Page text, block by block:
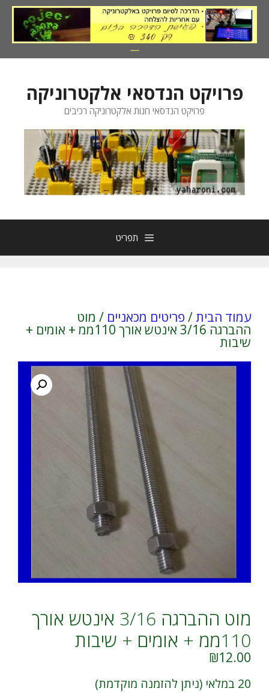
לדלג
לתוכן
פרויקט הנדסאי אלקטרוניקה
פרויקט הנדסאי חנות אלקטרוניקה רכיבים
תפריט
עמוד הבית/ פריטים מכאניים / מוט
ההברגה 3/16 אינטש אורך 110ממ + אומים +
שיבות
מוט ההברגה 3/16 אינטש אורך
110ממ + אומים + שיבות
₪12.00
20 במלאי (ניתן להזמנה מוקדמת)